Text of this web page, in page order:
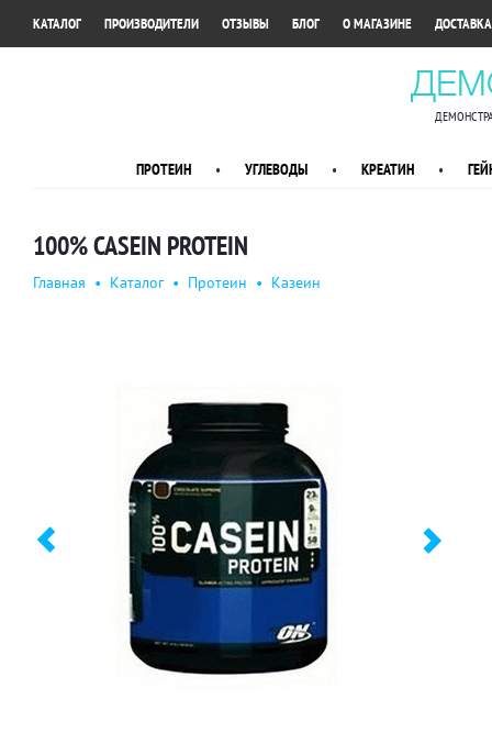
КАТАЛОГ ПРОИЗВОДИТЕЛИ ОТЗЫВЫ БЛОГ О МАГАЗИНЕ
ПРОТЕИН • УГЛЕВОДЫ • КРЕАТИН •
100% CASEIN PROTEIN
Главная • Каталог • Протеин • Казеин